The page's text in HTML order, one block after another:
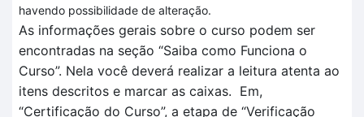
havendo possibilidade de alteração.
As informações gerais sobre o curso podem ser
encontradas na seção “Saiba como Funciona o
Curso”. Nela você deverá realizar a leitura atenta ao
itens descritos e marcar as caixas. Em,
“Certificação do Curso”, a etapa de “Verificação